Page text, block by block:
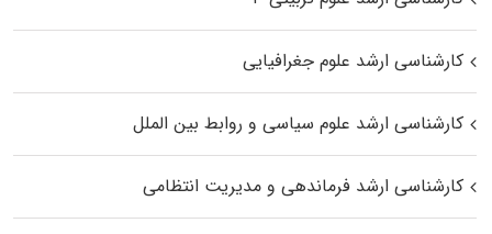
کارشناسی ارشد علوم جغرافیایی
کارشناسی ارشد علوم سیاسی و روابط بین الملل
کارشناسی ارشد فرماندهی و مدیریت انتظامی